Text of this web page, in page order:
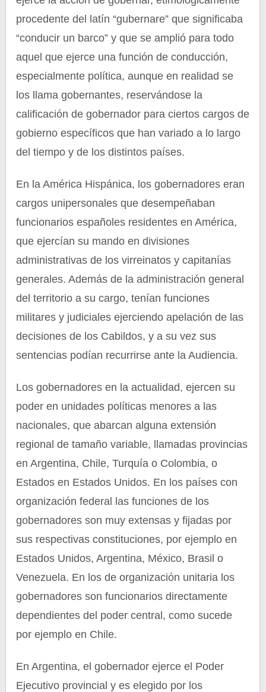
procedente del latín “gubernare” que significaba
“conducir un barco” y que se amplió para todo
aquel que ejerce una función de conducción,
especialmente política, aunque en realidad se
los llama gobernantes, reservándose la
calificación de gobernador para ciertos cargos de
gobierno específicos que han variado a lo largo
del tiempo y de los distintos países.
En la América Hispánica, los gobernadores eran
cargos unipersonales que desempeñaban
funcionarios españoles residentes en América,
que ejercían su mando en divisiones
administrativas de los virreinatos y capitanías
generales. Además de la administración general
del territorio a su cargo, tenían funciones
militares y judiciales ejerciendo apelación de las
decisiones de los Cabildos, y a su vez sus
sentencias podían recurrirse ante la Audiencia.
Los gobernadores en la actualidad, ejercen su
poder en unidades políticas menores a las
nacionales, que abarcan alguna extensión
regional de tamaño variable, llamadas provincias
en Argentina, Chile, Turquía o Colombia, o
Estados en Estados Unidos. En los países con
organización federal las funciones de los
gobernadores son muy extensas y fijadas por
sus respectivas constituciones, por ejemplo en
Estados Unidos, Argentina, México, Brasil o
Venezuela. En los de organización unitaria los
gobernadores son funcionarios directamente
dependientes del poder central, como sucede
por ejemplo en Chile.
En Argentina, el gobernador ejerce el Poder
Ejecutivo provincial y es elegido por los